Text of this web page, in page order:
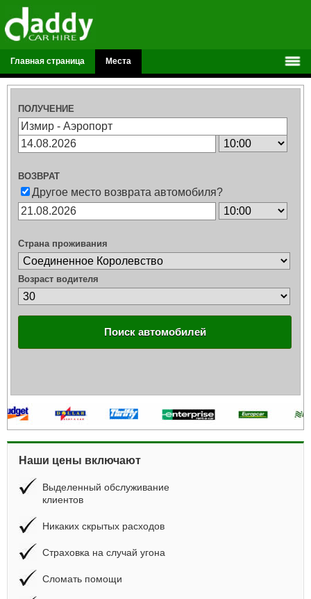
Главная страница Места
ПОЛУЧЕНИЕ
ВОЗВРАТ
Другое место возврата автомобиля?
Страна проживания
Возраст водителя
Поиск автомобилей
Наши цены включают
Выделенный обслуживание
клиентов
Никаких скрытых расходов
Страховка на случай угона
Сломать помощи